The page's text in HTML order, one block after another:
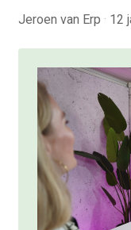
Jeroen van Erp · 12